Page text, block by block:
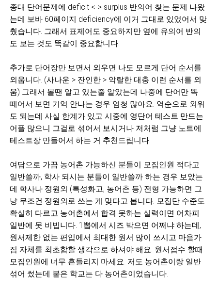
종대 단어문제에 deficit <-> surplus 반의어 찾는 문제 나왔
는데 보바 60페이지 deficiency에 이거 그대로 있었어서 맞
췄습니다. 그래서 표제어도 중요하지만 옆에 유의어 반의
도 보는 것도 똑같이 중요합니다.
추가로 단어장만 보면서 외우면 나도 모르게 단어 순서를
외웁니다. (사나운 > 잔인한 > 악랄한 대충 이런 순서를 외
움) 그래서 볼땐 알고 있는줄 알았는데 나중에 단어만 똑
떼어서 보면 기억 안나는 경우 엄청 많아요. 역순으로 외워
도 되는데 사실 한계가 있고 시중에 영단어 테스트 만드는
어플 많으니 그걸로 섞어서 보시거나 저처럼 그냥 노트에
테스트장 만들어서 하는 거 추천드립니다.
여담으로 가끔 농어촌 가능하신 분들이 모집인원 적다고
일반쓸까, 학사 되시는 분들이 일반쓸까 하는 경우 보았는
데 학사나 정원외 (특성화고, 농어촌 등) 전형 가능하면 그
냥 무조건 정원외로 쓰는 게 맞다고 봅니다. 모집단 수준도
확실히 다르고 농어촌에서 합격 못하는 실력이면 어차피
일반에 못 비빕니다. 1뽑에서 시즈 박으면 어쩌냐 하는데,
원서제한 없는 편입에서 최대한 원서 많이 쓰시고 마음가
짐 자체를 최초합할 생각으로 하셔야 해요. 원서접수 할때
모집인원에 너무 흔들리지 마세요. 저도 농어촌이랑 일반
섞어 썼는데 붙은 학교는 다 농어촌이었습니다.